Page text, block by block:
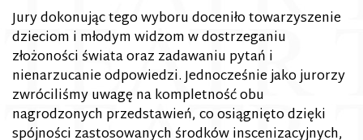
Jury dokonując tego wyboru doceniło towarzyszenie
dzieciom i młodym widzom w dostrzeganiu
złożoności świata oraz zadawaniu pytań i
nienarzucanie odpowiedzi. Jednocześnie jako jurorzy
zwróciliśmy uwagę na kompletność obu
nagrodzonych przedstawień, co osiągnięto dzięki
spójności zastosowanych środków inscenizacyjnych,